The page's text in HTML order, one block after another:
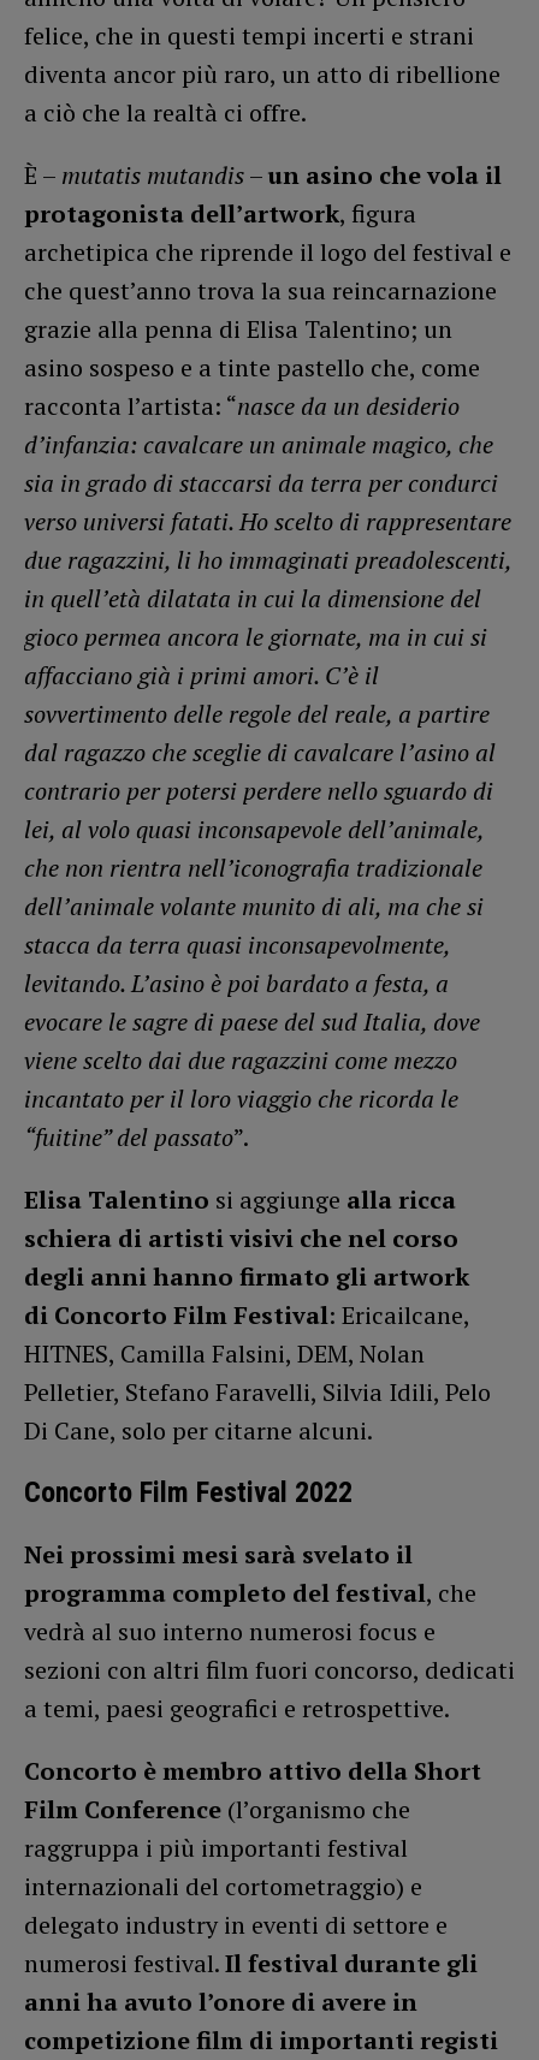
felice, che in questi tempi incerti e strani
diventa ancor più raro, un atto di ribellione
a ciò che la realtà ci offre.
È – mutatis mutandis–un asino che vola il
protagonista dell’artwork, figura
archetipica che riprende il logo del festival e
che quest’anno trova la sua reincarnazione
grazie alla penna di Elisa Talentino; un
asino sospeso e a tinte pastello che, come
racconta l’artista: “nasce da un desiderio
d’infanzia: cavalcare un animale magico, che
sia in grado di staccarsi da terra per condurci
verso universi fatati. Ho scelto di rappresentare
due ragazzini, li ho immaginati preadolescenti,
in quell’età dilatata in cui la dimensione del
gioco permea ancora le giornate, ma in cui si
affacciano già i primi amori. C’è il
sovvertimento delle regole del reale, a partire
dal ragazzo che sceglie di cavalcare l’asino al
contrario per potersi perdere nello sguardo di
lei, al volo quasi inconsapevole dell’animale,
che non rientra nell’iconografia tradizionale
dell’animale volante munito di ali, ma che si
stacca da terra quasi inconsapevolmente,
levitando. L’asino è poi bardato a festa, a
evocare le sagre di paese del sud Italia, dove
viene scelto dai due ragazzini come mezzo
incantato per il loro viaggio che ricorda le
“fuitine” del passato”.
Elisa Talentino si aggiunge alla ricca
schiera di artisti visivi che nel corso
degli anni hanno firmato gli artwork
di Concorto Film Festival: Ericailcane,
HITNES, Camilla Falsini, DEM, Nolan
Pelletier, Stefano Faravelli, Silvia Idili, Pelo
Di Cane, solo per citarne alcuni.
Concorto Film Festival 2022
Nei prossimi mesi sarà svelato il
programma completo del festival, che
vedrà al suo interno numerosi focus e
sezioni con altri film fuori concorso, dedicati
a temi, paesi geografici e retrospettive.
Concorto è membro attivo della Short
Film Conference (l’organismo che
raggruppa i più importanti festival
internazionali del cortometraggio) e
delegato industry in eventi di settore e
numerosi festival.Il festival durante gli
anni ha avuto l’onore di avere in
competizione film di importanti registi